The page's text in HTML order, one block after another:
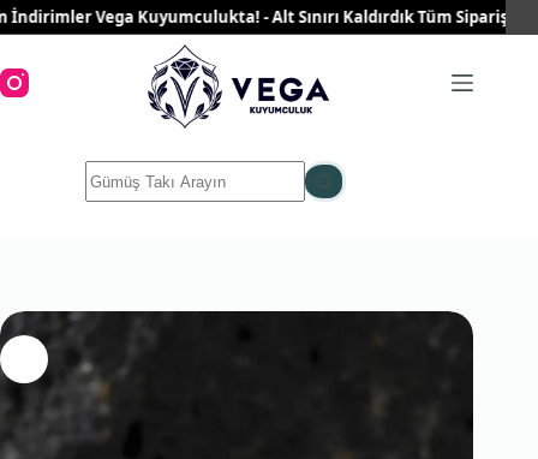
Skip
to
Vega Kuyumculukta! - Alt Sınırı Kaldırdık Tüm
results